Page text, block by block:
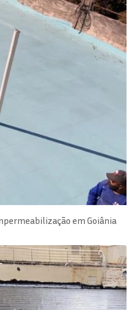
em Goiânia